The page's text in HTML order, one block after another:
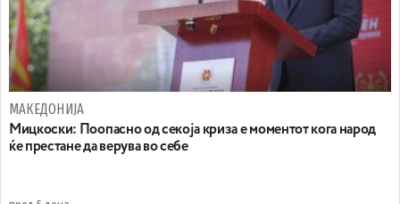
МАКЕДОНИЈА
Мицкоски: Поопасно од секоја криза е моментот кога народ
ќе престане да верува во себе